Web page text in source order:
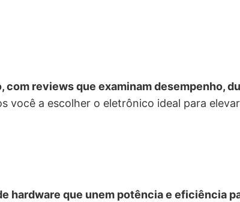
reviews que examinam desempenho,
a escolher o eletrônico ideal para
hardware que unem potência e eficiência